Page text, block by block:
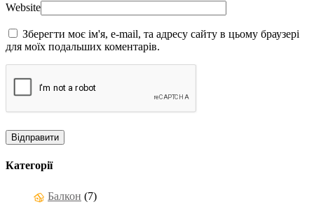
Website
Зберегти моє ім'я, e-mail, та адресу сайту в цьому браузері
для моїх подальших коментарів.
Категорії
Балкон (7)